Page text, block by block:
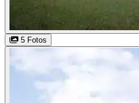
5 Fotos